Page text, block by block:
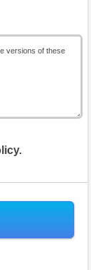
versions of these
as “this Site”)
platform provided
Terms”).
the relationship of